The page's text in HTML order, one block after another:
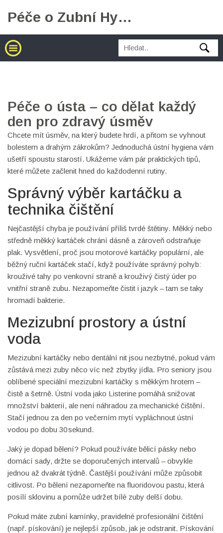
Péče o Zubní Hygienu
Péče o ústa – co dělat každý
den pro zdravý úsměv
Chcete mít úsměv, na který budete hrdí, a přitom se vyhnout
bolestem a drahým zákrokům? Jednoduchá ústní hygiena vám
ušetří spoustu starostí. Ukážeme vám pár praktických tipů,
které můžete začlenit hned do každodenní rutiny.
Správný výběr kartáčku a
technika čištění
Nejčastější chyba je používání příliš tvrdé štětiny. Měkký nebo
středně měkký kartáček chrání dásně a zároveň odstraňuje
plak. Vysvětlení, proč jsou motorové kartáčky populární, ale
běžný ruční kartáček stačí, když používáte správný pohyb:
krouživé tahy po venkovní straně a krouživý čistý úder po
vnitřní straně zubu. Nezapomeňte čistit i jazyk – tam se taky
hromadí bakterie.
Mezizubní prostory a ústní
voda
Mezizubní kartáčky nebo dentální nit jsou nezbytné, pokud vám
zůstává mezi zuby něco víc než zbytky jídla. Pro seniory jsou
oblíbené speciální mezizubní kartáčky s měkkým hrotem –
čistě a šetrně. Ústní voda jako Listerine pomáhá snižovat
množství bakterií, ale není náhradou za mechanické čištění.
Stačí jednou za den po večerním mytí vypláchnout ústní
vodou po dobu 30 sekund.
Jaký je dopad bělení? Pokud používáte bělicí pásky nebo
domácí sady, držte se doporučených intervalů – obvykle
jednou až dvakrát týdně. Častější používání může způsobit
citlivost. Po bělení nezapomeňte na fluoridovou pastu, která
posílí sklovinu a pomůže udržet bílé zuby delší dobu.
Pokud máte zubní kamínky, pravidelné profesionální čištění
(např. pískování) je nejlepší způsob, jak je odstranit. Pískování